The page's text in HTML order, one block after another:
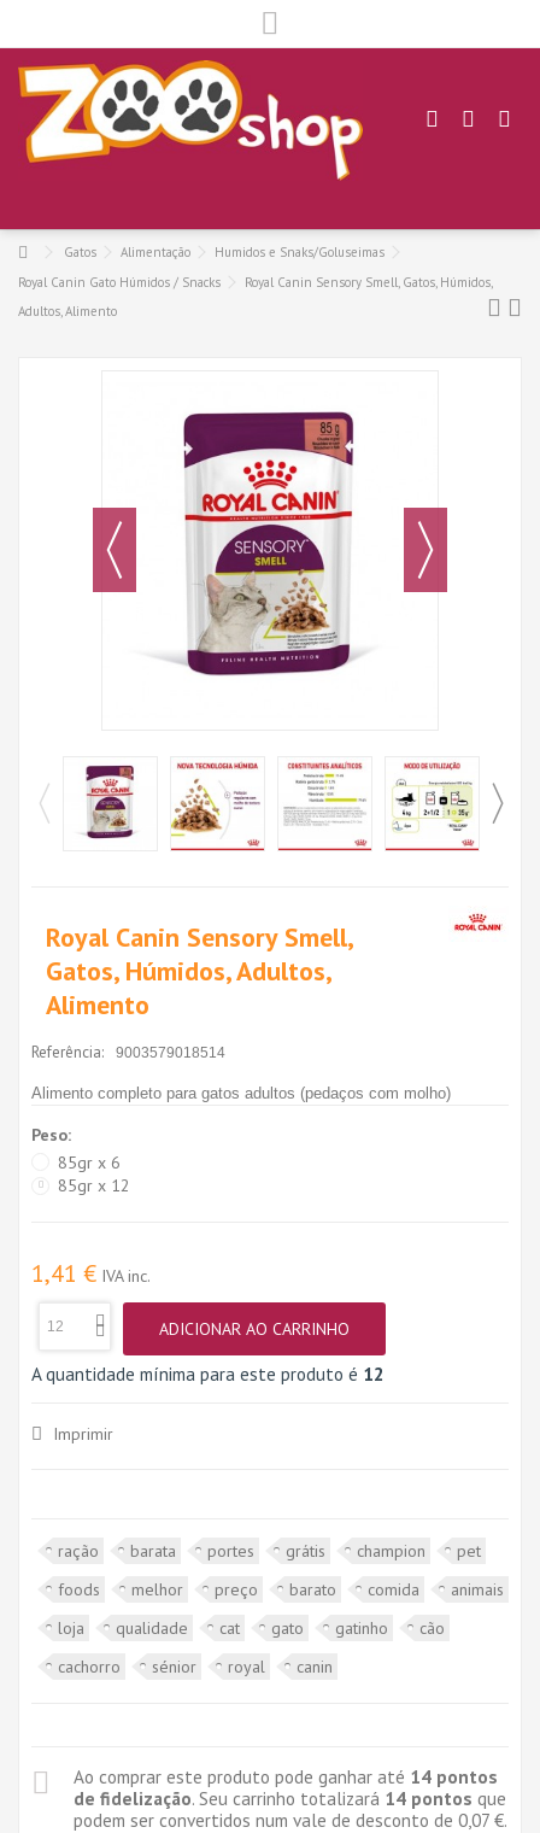
Gatos Alimentação
Humidos e Snaks/Goluseimas
Royal Canin Gato Húmidos / Snacks
Royal Canin Sensory Smell, Gatos, Húmidos,
Adultos, Alimento
Royal Canin Sensory Smell,
Gatos, Húmidos, Adultos,
Alimento
Referência: 9003579018514
Alimento completo para gatos adultos (pedaços com molho)
Peso:
85gr x 6
85gr x 12
1,41 € IVA inc.
ADICIONAR AO CARRINHO
A quantidade mínima para este produto é 12
Imprimir
ração barata portes grátis champion
pet
foods
melhor preço barato comida
animais
loja
qualidade cat gato gatinho
cão
cachorro
sénior royal canin
Ao comprar este produto pode ganhar até 14 pontos
de fidelização. Seu carrinho totalizará 14 pontos que
podem ser convertidos num vale de desconto de 0,07 €.